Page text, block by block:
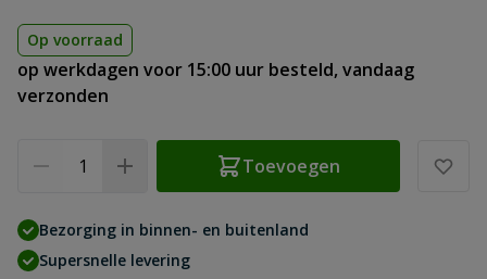
Op voorraad
op werkdagen voor 15:00 uur besteld, vandaag
verzonden
Toevoegen
Bezorging in binnen- en buitenland
Supersnelle levering